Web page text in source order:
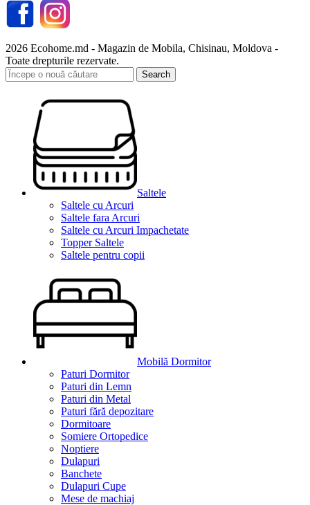
2026 Ecohome.md - Magazin de Mobila, Chisinau, Moldova -
Toate drepturile rezervate.
Search
Saltele
Saltele cu Arcuri
Saltele fara Arcuri
Saltele cu Arcuri Impachetate
Topper Saltele
Saltele pentru copii
Mobilă Dormitor
Paturi Dormitor
Paturi din Lemn
Paturi din Metal
Paturi fără depozitare
Dormitoare
Somiere Ortopedice
Noptiere
Dulapuri
Banchete
Dulapuri Cupe
Mese de machiaj